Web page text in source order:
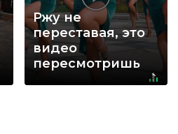
Ржу не
переставая, это
видео
пересмотришь